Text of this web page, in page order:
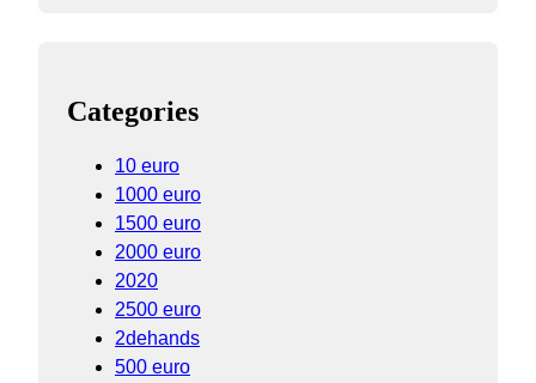
Categories
10 euro
1000 euro
1500 euro
2000 euro
2020
2500 euro
2dehands
500 euro